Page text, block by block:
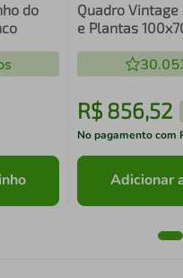
do
Quadro
e Plantas
R$856,52
No pagamento com
Adicionar